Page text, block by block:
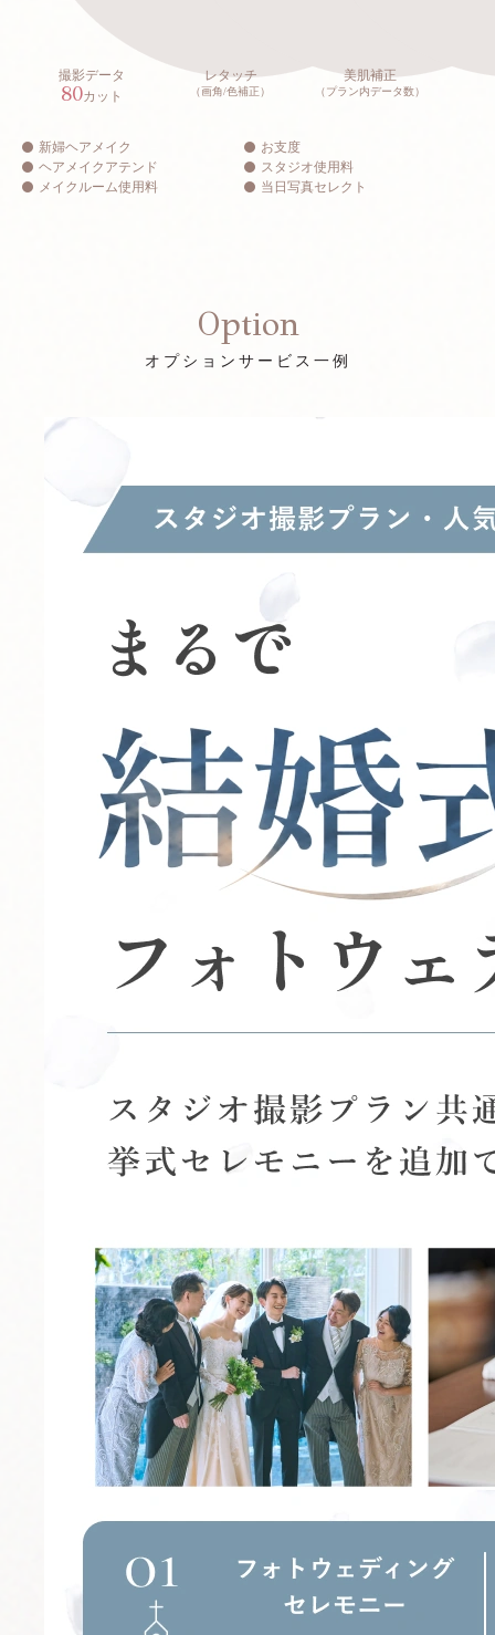
撮影データ
80カット
レタッチ
（画角/色補正）
美肌補正
（プラン内データ数）
新婦ヘアメイク
お支度
ヘアメイクアテンド
スタジオ使用料
メイクルーム使用料
当日写真セレクト
Option
オプションサービス一例